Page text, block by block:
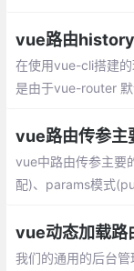
vue路由
在使用vue-cli搭建
是由于vue-router
vue路由传参主
vue中路由传参主要
配)、params模式
vue动态加载路
我们的通用的后台